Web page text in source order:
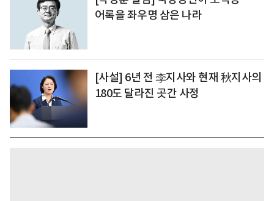
어록을 좌우명 삼은 나라
[사설] 6년 전 李지사와 현재 秋지사의
180도 달라진 곳간 사정